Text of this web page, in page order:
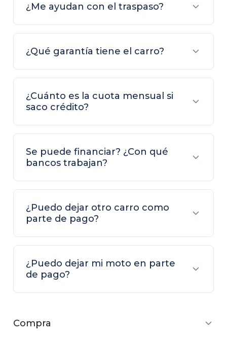
¿Me ayudan con el traspaso?
¿Qué garantía tiene el carro?
¿Cuánto es la cuota mensual si
saco crédito?
Se puede financiar? ¿Con qué
bancos trabajan?
¿Puedo dejar otro carro como
parte de pago?
¿Puedo dejar mi moto en parte
de pago?
Compra